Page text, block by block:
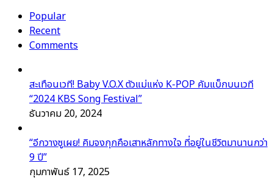
Popular
Recent
Comments
สะเทือนเวที! Baby V.O.X ตัวแม่แห่ง K-POP คัมแบ็กบนเวที
“2024 KBS Song Festival”
ธันวาคม 20, 2024
“อีกวางซูเผย! คิมจงกุกคือเสาหลักทางใจ ที่อยู่ในชีวิตมานานกว่า
9 ปี”
กุมภาพันธ์ 17, 2025